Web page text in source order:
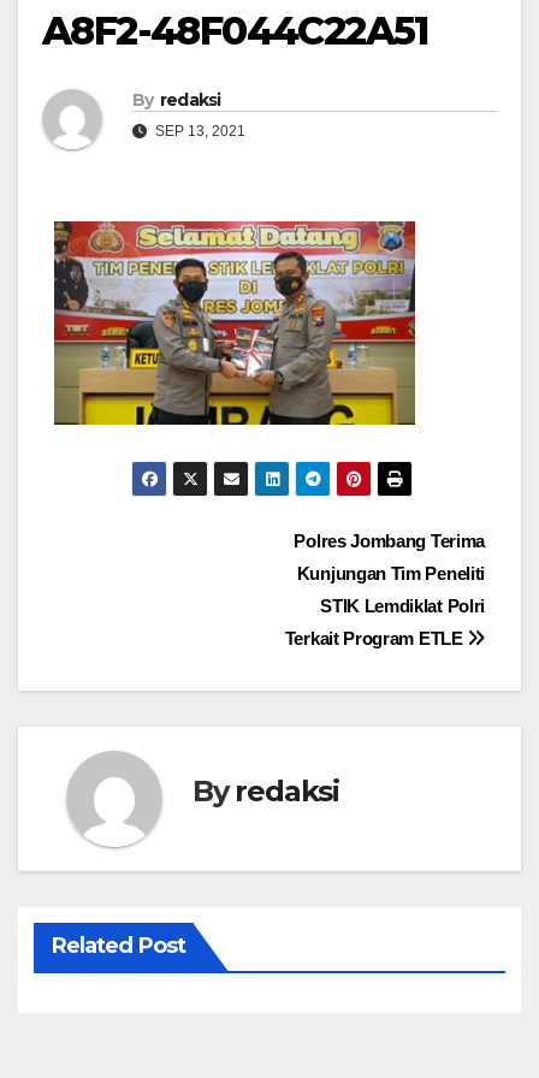
A8F2-48F044C22A51
By redaksi
SEP 13, 2021
Polres Jombang Terima
Kunjungan Tim Peneliti
STIK Lemdiklat Polri
Terkait Program ETLE
Byredaksi
Related Post